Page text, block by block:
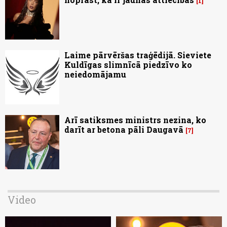
Laime pārvēršas traģēdijā. Sieviete
Kuldīgas slimnīcā piedzīvo ko
neiedomājamu
Arī satiksmes ministrs nezina, ko
darīt ar betona pāli Daugavā
7
Video